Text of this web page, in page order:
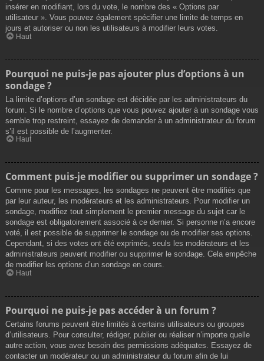
insérer en modifiant, lors du vote, le nombre des « Options par
utilisateur ». Vous pouvez également spécifier une limite de temps en
jours et autoriser ou non les utilisateurs à modifier leurs votes.
Haut
Pourquoi ne puis-je pas ajouter plus d’options à un
sondage ?
La limite d’options d’un sondage est décidée par les administrateurs du
forum. Si le nombre d’options que vous pouvez ajouter à un sondage vous
semble trop restreint, essayez de demander à un administrateur du forum
s’il est possible de l’augmenter.
Haut
Comment puis-je modifier ou supprimer un sondage ?
Comme pour les messages, les sondages ne peuvent être modifiés que
par leur auteur, les modérateurs et les administrateurs. Pour modifier un
sondage, modifiez tout simplement le premier message du sujet car le
sondage est obligatoirement associé à ce dernier. Si personne n’a encore
voté, il est possible de supprimer le sondage ou de modifier ses options.
Cependant, si des votes ont été exprimés, seuls les modérateurs et les
administrateurs peuvent modifier ou supprimer le sondage. Cela empêche
de modifier les options d’un sondage en cours.
Haut
Pourquoi ne puis-je pas accéder à un forum ?
Certains forums peuvent être limités à certains utilisateurs ou groupes
d’utilisateurs. Pour consulter, rédiger, publier ou réaliser n’importe quelle
autre action, vous avez besoin des permissions adéquates. Essayez de
contacter un modérateur ou un administrateur du forum afin de lui